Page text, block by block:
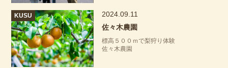
KUSU
2024.09.11
佐々木農園
標高５００ｍで梨狩り体験
佐々木農園